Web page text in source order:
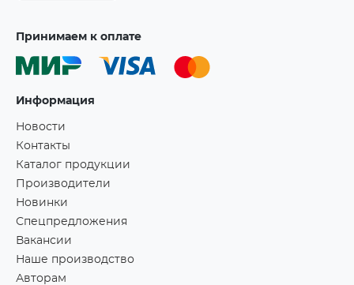
Принимаем к оплате
Информация
Новости
Контакты
Каталог продукции
Производители
Новинки
Спецпредложения
Вакансии
Наше производство
Авторам